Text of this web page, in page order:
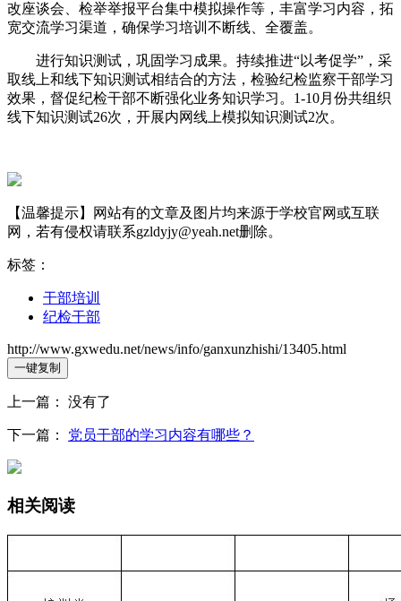
改座谈会、检举举报平台集中模拟操作等，丰富学习内容，拓
宽交流学习渠道，确保学习培训不断线、全覆盖。
进行知识测试，巩固学习成果。持续推进“以考促学”，采
取线上和线下知识测试相结合的方法，检验纪检监察干部学习
效果，督促纪检干部不断强化业务知识学习。1-10月份共组织
线下知识测试26次，开展内网线上模拟知识测试2次。
【温馨提示】网站有的文章及图片均来源于学校官网或互联
网，若有侵权请联系gzldyjy@yeah.net删除。
标签：
干部培训
纪检干部
http://www.gxwedu.net/news/info/ganxunzhishi/13405.html
一键复制
上一篇： 没有了
下一篇： 党员干部的学习内容有哪些？
相关阅读